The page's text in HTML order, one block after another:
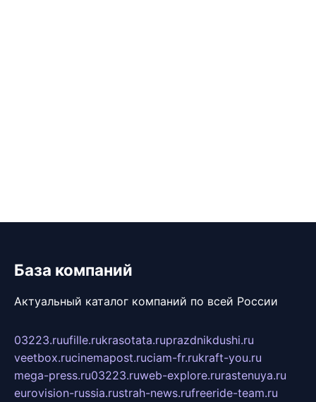
База компаний
Актуальный каталог компаний по всей России
03223.ruufille.rukrasotata.ruprazdnikdushi.ru
veetbox.rucinemapost.ruciam-fr.rukraft-you.ru
mega-press.ru03223.ruweb-explore.rurastenuya.ru
eurovision-russia.rustrah-news.rufreeride-team.ru